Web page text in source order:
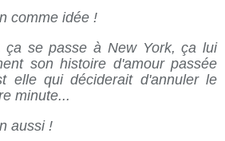
comme idée !
ça se passe à New York, ça lui
son histoire d'amour passée
elle qui déciderait d'annuler le
minute...
aussi !